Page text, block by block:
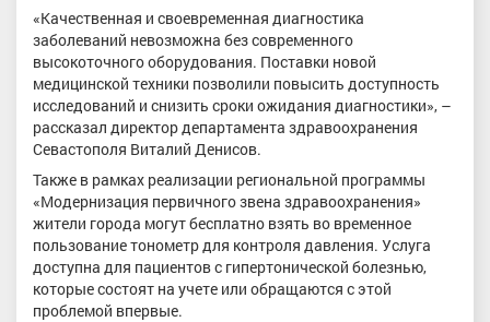
«Качественная и своевременная диагностика
заболеваний невозможна без современного
высокоточного оборудования. Поставки новой
медицинской техники позволили повысить доступность
исследований и снизить сроки ожидания диагностики», –
рассказал директор департамента здравоохранения
Севастополя Виталий Денисов.
Также в рамках реализации региональной программы
«Модернизация первичного звена здравоохранения»
жители города могут бесплатно взять во временное
пользование тонометр для контроля давления. Услуга
доступна для пациентов с гипертонической болезнью,
которые состоят на учете или обращаются с этой
проблемой впервые.